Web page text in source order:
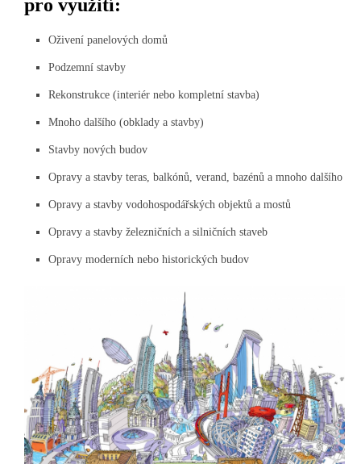
pro využití:
Oživení panelových domů
Podzemní stavby
Rekonstrukce (interiér nebo kompletní stavba)
Mnoho dalšího (obklady a stavby)
Stavby nových budov
Opravy a stavby teras, balkónů, verand, bazénů a mnoho dalšího
Opravy a stavby vodohospodářských objektů a mostů
Opravy a stavby železničních a silničních staveb
Opravy moderních nebo historických budov